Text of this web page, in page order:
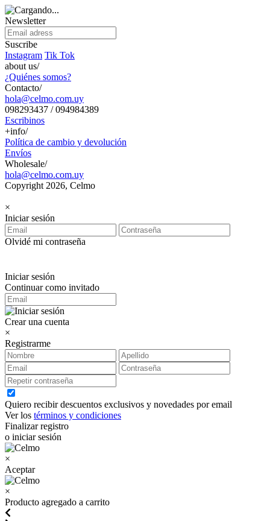
Newsletter
Suscribe
Instagram Tik Tok
about us/
¿Quiénes somos?
Contacto/
hola@celmo.com.uy
098293437 / 094984389
Escribinos
+info/
Política de cambio y devolución
Envíos
Wholesale/
hola@celmo.com.uy
Copyright 2026, Celmo
×
Iniciar sesión
Olvidé mi contraseña
Iniciar sesión
Continuar como invitado
Crear una cuenta
×
Registrarme
Quiero recibir descuentos exclusivos y novedades por email
Ver los términos y condiciones
Finalizar registro
o iniciar sesión
×
Aceptar
×
Producto agregado a carrito